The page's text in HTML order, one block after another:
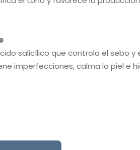
salicílico que controla el sebo y
imperfecciones, calma la piel e